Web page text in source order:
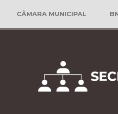
CÂMARA MUNICIPAL